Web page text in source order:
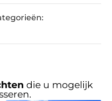
die u mogelijk